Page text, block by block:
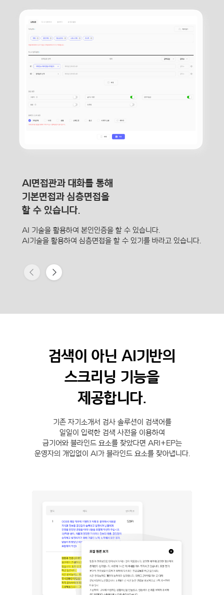
AI면접관과 대화를 통해
기본면접과 심층면접을
할 수 있습니다.
AI 기술을 활용하여 본인인증을 할 수 있습니다.
AI기술을 활용하여 심층면접을 할 수 있기를 바라고 있습니다.
검색이 아닌 AI기반의
스크리닝 기능을
제공합니다.
기존 자기소개서 검사 솔루션이 검색어를
일일이 입력한 검색 사전을 이용하여
금기어와 블라인드 요소를 찾았다면 ARI+EP는
운영자의 개입없이 AI가 블라인드 요소를 찾아냅니다.